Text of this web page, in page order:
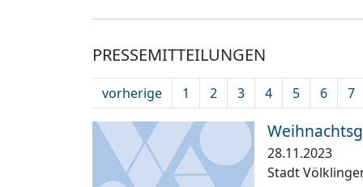
PRESSEMITTEILUNGEN
vorherige 1 2 3 4 5 6 7
28.11.2023
Stadt